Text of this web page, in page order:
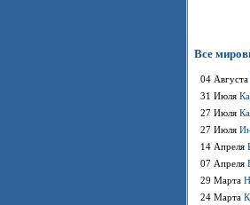
Все
04 Августа
31 Июля
27 Июля
27 Июля
14 Апреля
07 Апреля
29 Марта
24 Марта